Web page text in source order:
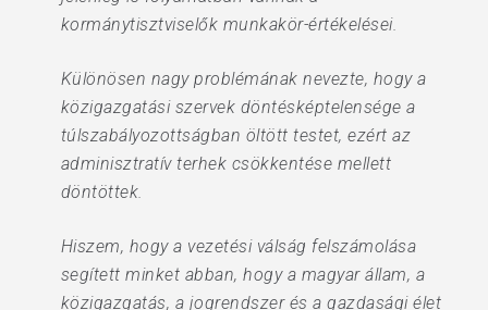
kormánytisztviselők munkakör-értékelései.
Különösen nagy problémának nevezte, hogy a
közigazgatási szervek döntésképtelensége a
túlszabályozottságban öltött testet, ezért az
adminisztratív terhek csökkentése mellett
döntöttek.
Hiszem, hogy a vezetési válság felszámolása
segített minket abban, hogy a magyar állam, a
közigazgatás, a jogrendszer és a gazdasági élet